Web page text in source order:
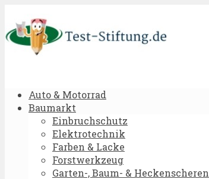
Auto & Motorrad
Baumarkt
Einbruchschutz
Elektrotechnik
Farben & Lacke
Forstwerkzeug
Garten-, Baum- & Heckenscheren